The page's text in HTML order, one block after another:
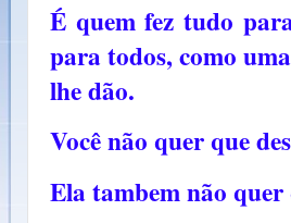
É quem fez tudo
para todos, como
lhe dão.
Você não quer que
Ela tambem não